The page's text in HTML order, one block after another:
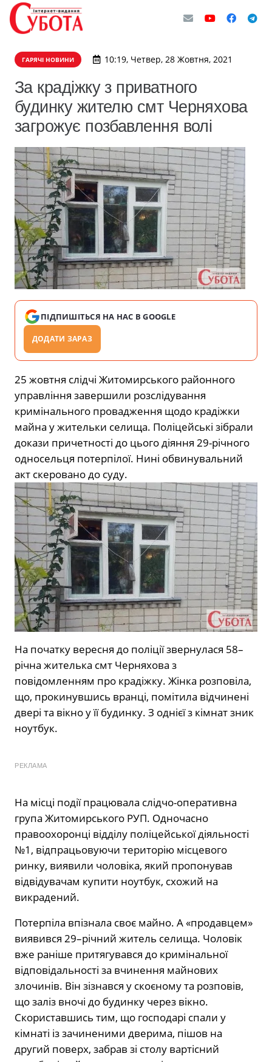
ГАРЯЧІ НОВИНИ 10:19, Четвер, 28 Жовтня, 2021
За крадіжку з приватного
будинку жителю смт Черняхова
загрожує позбавлення волі
ПІДПИШІТЬСЯ НА НАС В GOOGLE
ДОДАТИ ЗАРАЗ
25 жовтня слідчі Житомирського районного
управління завершили розслідування
кримінального провадження щодо крадіжки
майна у жительки селища. Поліцейські зібрали
докази причетності до цього діяння 29-річного
односельця потерпілої. Нині обвинувальний
акт скеровано до суду.
На початку вересня до поліції звернулася 58–
річна жителька смт Черняхова з
повідомленням про крадіжку. Жінка розповіла,
що, прокинувшись вранці, помітила відчинені
двері та вікно у її будинку. З однієї з кімнат зник
ноутбук.
РЕКЛАМА
На місці події працювала слідчо-оперативна
група Житомирського РУП. Одночасно
правоохоронці відділу поліцейської діяльності
№1, відпрацьовуючи територію місцевого
ринку, виявили чоловіка, який пропонував
відвідувачам купити ноутбук, схожий на
викрадений.
Потерпіла впізнала своє майно. А «продавцем»
виявився 29–річний житель селища. Чоловік
вже раніше притягувався до кримінальної
відповідальності за вчинення майнових
злочинів. Він зізнався у скоєному та розповів,
що заліз вночі до будинку через вікно.
Скориставшись тим, що господарі спали у
кімнаті із зачиненими дверима, пішов на
другий поверх, забрав зі столу вартісний